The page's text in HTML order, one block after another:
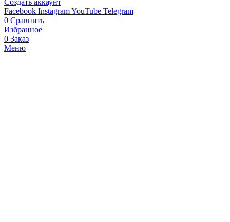
Создать аккаунт
Facebook InstagramYouTube Telegram
0 Сравнить
Избранное
0 Заказ
Меню